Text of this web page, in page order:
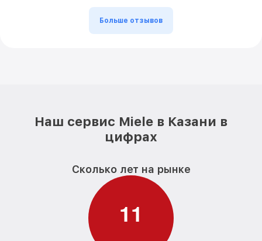
Больше отзывов
Наш сервис Miele в Казани в
цифрах
Сколько лет на рынке
11